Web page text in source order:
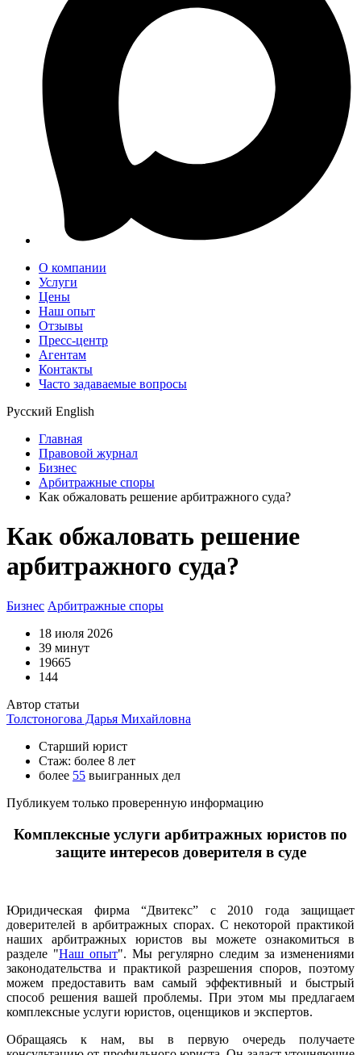
О компании
Услуги
Цены
Наш опыт
Отзывы
Пресс-центр
Агентам
Контакты
Часто задаваемые вопросы
Русский English
Главная
Правовой журнал
Бизнес
Арбитражные споры
Как обжаловать решение арбитражного суда?
Как обжаловать решение
арбитражного суда?
Бизнес Арбитражные споры
18 июля 2026
39 минут
19665
144
Автор статьи
Толстоногова Дарья Михайловна
Старший юрист
Стаж: более 8 лет
более 55 выигранных дел
Публикуем только проверенную информацию
Комплексные услуги арбитражных юристов по
защите интересов доверителя в суде
Юридическая фирма “Двитекс” с 2010 года защищает
доверителей в арбитражных спорах. С некоторой практикой
наших арбитражных юристов вы можете ознакомиться в
разделе "Наш опыт". Мы регулярно следим за изменениями
законодательства и практикой разрешения споров, поэтому
можем предоставить вам самый эффективный и быстрый
способ решения вашей проблемы. При этом мы предлагаем
комплексные услуги юристов, оценщиков и экспертов.
Обращаясь к нам, вы в первую очередь получаете